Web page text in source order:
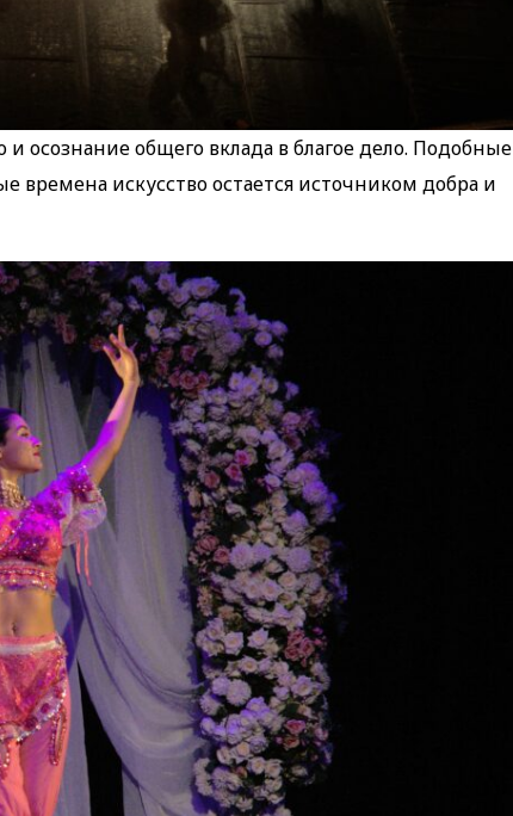
осознание общего вклада в благое дело. Подобные
искусство остается источником добра и